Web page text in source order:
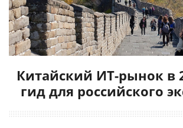
Китайский ИТ-рынок в
гид для российского